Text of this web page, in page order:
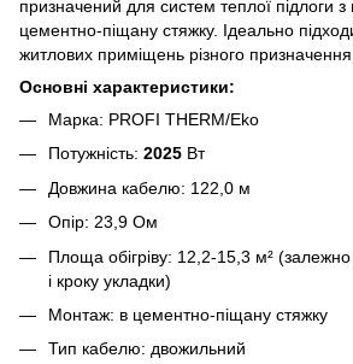
призначений для систем теплої підлоги
цементно-піщану стяжку. Ідеально
житлових приміщень різного призначення.
Основні характеристики:
Марка: PROFI THERM/Eko
Потужність: 2025 Вт
Довжина кабелю: 122,0 м
Опір: 23,9 Ом
Площа обігріву: 12,2-15,3 м² (залежно
і кроку укладки)
Монтаж: в цементно-піщану стяжку
Тип кабелю: двожильний